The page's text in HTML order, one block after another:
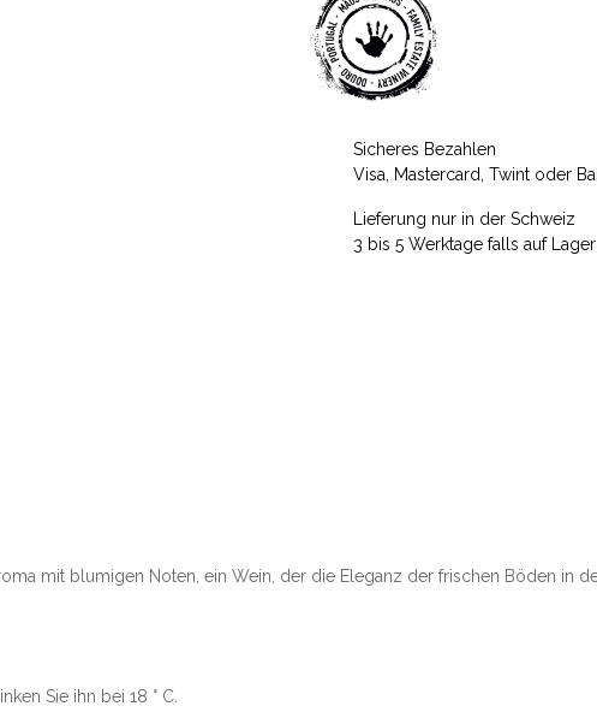
Sicheres Bezahlen
Visa, Mastercard, Twint oder
Lieferung nur in der Schweiz
3 bis 5 Werktage falls auf
mit blumigen Noten, ein Wein, der die Eleganz der frischen Böden in
Sie ihn bei 18 ° C.